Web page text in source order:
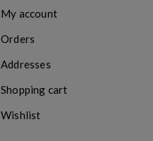
My account
Orders
Addresses
Shopping cart
Wishlist